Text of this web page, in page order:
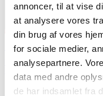
annoncer, til at vise
at analysere vores
din brug af vores
for sociale medier,
analysepartnere.
data med andre
de har indsamlet fra
Mit liv som landmine … del 4
Louise Bjørndal
30. maj 2015
Det var torsdag den 12.